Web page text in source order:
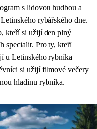
s lidovou hudbou a
rybářského dne.
kteří si užijí den plný
specialit. Pro ty, kteří
u Letinského rybníka
si užijí filmové večery
hladinu rybníka.